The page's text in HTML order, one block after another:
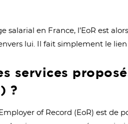
salarial en France, l’EoR est
lui. Il fait simplement le
services
?
of Record (EoR) est de